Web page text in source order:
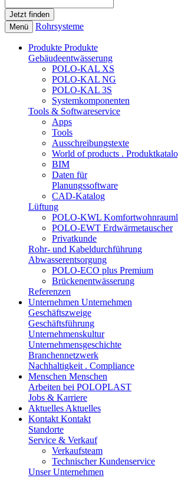
Menü Rohrsysteme
Produkte Produkte
Gebäudeentwässerung
POLO-KAL XS
POLO-KAL NG
POLO-KAL 3S
Systemkomponenten
Tools & Softwareservice
Apps
Tools
Ausschreibungstexte
World of products .
BIM
Daten für
Planungssoftware
CAD-Katalog
Lüftung
POLO-KWL
POLO-EWT Erdwärmetauscher
Privatkunde
Rohr- und Kabeldurchführung
Abwasserentsorgung
POLO-ECO plus Premium
Brückenentwässerung
Referenzen
Unternehmen Unternehmen
Geschäftszweige
Geschäftsführung
Unternehmenskultur
Unternehmensgeschichte
Branchennetzwerk
Nachhaltigkeit . Compliance
Menschen Menschen
Arbeiten bei POLOPLAST
Jobs & Karriere
Aktuelles Aktuelles
Kontakt Kontakt
Standorte
Service & Verkauf
Verkaufsteam
Technischer Kundenservice
Unser Unternehmen